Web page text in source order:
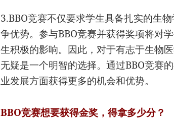
3.BBO竞赛不仅要求学生具备扎实的生
争优势。参与BBO竞赛并获得奖项将对
生积极的影响。因此，对于有志于生物
无疑是一个明智的选择。通过BBO竞赛
业发展方面获得更多的机会和优势。
BBO竞赛想要获得金奖，得拿多少分？